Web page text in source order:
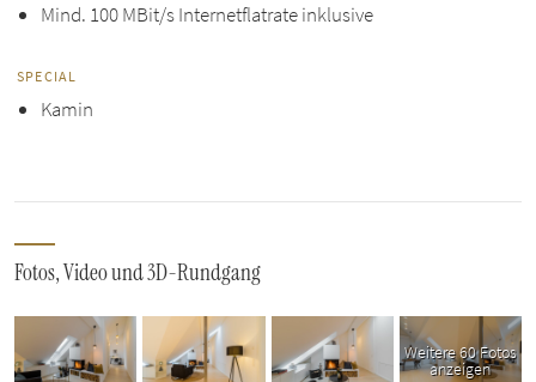
Mind. 100 MBit/s Internetflatrate inklusive
SPECIAL
Kamin
Fotos, Video und 3D-Rundgang
Weitere 60 Fotos
anzeigen